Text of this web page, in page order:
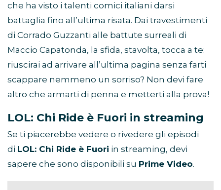
che ha visto i talenti comici italiani darsi
battaglia fino all’ultima risata. Dai travestimenti
di Corrado Guzzanti alle battute surreali di
Maccio Capatonda, la sfida, stavolta, tocca a te:
riuscirai ad arrivare all’ultima pagina senza farti
scappare nemmeno un sorriso? Non devi fare
altro che armarti di penna e metterti alla prova!
LOL: Chi Ride è Fuori in streaming
Se ti piacerebbe vedere o rivedere gli episodi
di LOL: Chi Ride è Fuori in streaming, devi
sapere che sono disponibili su Prime Video.